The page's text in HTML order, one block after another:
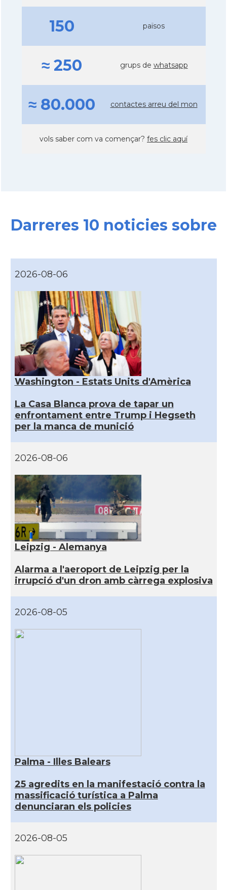
150 països
≈ 250 grups de whatsapp
≈ 80.000 contactes arreu del mon
vols saber com va començar? fes clic aquí
Darreres 10 noticies sobre
2026-08-06
Washington - Estats Units d'Amèrica
La Casa Blanca prova de tapar un
enfrontament entre Trump i Hegseth
per la manca de munició
2026-08-06
Leipzig - Alemanya
Alarma a l'aeroport de Leipzig per la
irrupció d'un dron amb càrrega explosiva
2026-08-05
Palma - Illes Balears
25 agredits en la manifestació contra la
massificació turística a Palma
denunciaran els policies
2026-08-05